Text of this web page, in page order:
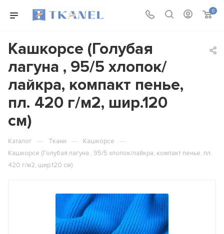
0
Кашкорсе (Голубая
лагуна , 95/5 хлопок/
лайкра, компакт пенье,
пл. 420 г/м2, шир.120
см)
Каталог — Ткани — Кашкорсе —
Кашкорсе (Голубая лагуна , 95/5 хлопок/лайкра, компакт пенье, пл.
420 г/м2, шир.120 см)